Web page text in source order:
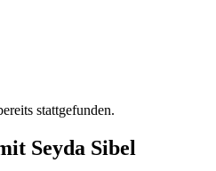
stattgefunden.
Seyda Sibel